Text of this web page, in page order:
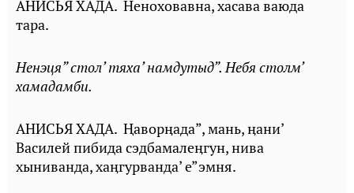
АНИСЬЯ ХАДА. Неноховавна, хасава ваюда
тара.
Ненэця” стол’ тяха’ намдутыд”. Небя столм’
хамадамби.
АНИСЬЯ ХАДА. Ⱨаворӊада”, мань, ӊани’
Василей пибида сэдбамалеӊгун, нива
хыниванда, хаӊгурванда’ е”эмня.